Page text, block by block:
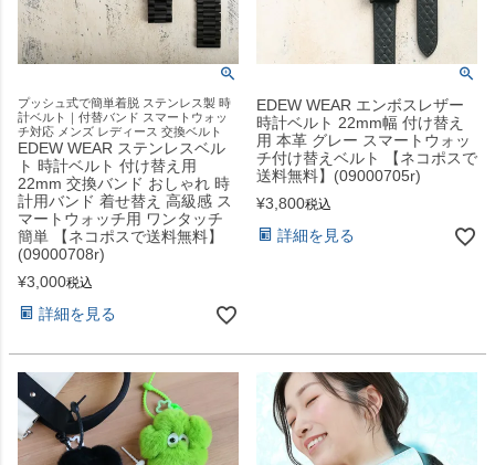
プッシュ式で簡単着脱 ステンレス製 時
計ベルト｜付替バンド スマートウォッ
チ対応 メンズ レディース 交換ベルト
EDEW WEAR ステンレスベル
ト 時計ベルト 付け替え用
22mm 交換バンド おしゃれ 時
計用バンド 着せ替え 高級感 ス
マートウォッチ用 ワンタッチ
簡単 【ネコポスで送料無料】
(09000708r)
¥3,000税込
詳細を見る
EDEW WEAR エンボスレザー
時計ベルト 22mm幅 付け替え
用 本革 グレー スマートウォッ
チ付け替えベルト 【ネコポスで
送料無料】(09000705r)
¥3,800税込
詳細を見る